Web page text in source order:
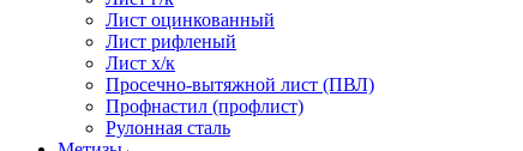
Лист оцинкованный
Лист рифленый
Лист х/к
Просечно-вытяжной лист (ПВЛ)
Профнастил (профлист)
Рулонная сталь